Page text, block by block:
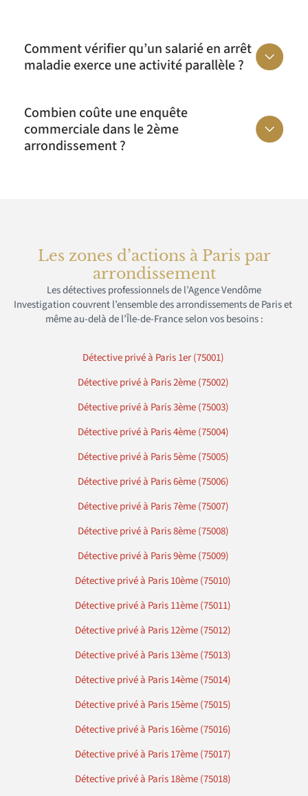
Comment vérifier qu’un salarié en arrêt
maladie exerce une activité parallèle ?
Combien coûte une enquête
commerciale dans le 2ème
arrondissement ?
Les zones d’actions à Paris par
arrondissement
Lesdétectivesprofessionnels de l’AgenceVendôme
Investigationcouvrentl’ensemble des arrondissements de Pariset
mêmeau-delà de l’Île-de-France selon vos besoins:
Détective privé à Paris 1er (75001)
Détective privé à Paris 2ème (75002)
Détective privé à Paris 3ème (75003)
Détective privé à Paris 4ème (75004)
Détective privé à Paris 5ème (75005)
Détective privé à Paris 6ème (75006)
Détective privé à Paris 7ème (75007)
Détective privé à Paris 8ème (75008)
Détective privé à Paris 9ème (75009)
Détective privé à Paris 10ème (75010)
Détective privé à Paris 11ème (75011)
Détective privé à Paris 12ème (75012)
Détective privé à Paris 13ème (75013)
Détective privé à Paris 14ème (75014)
Détective privé à Paris 15ème (75015)
Détective privé à Paris 16ème (75016)
Détective privé à Paris 17ème (75017)
Détective privé à Paris 18ème (75018)